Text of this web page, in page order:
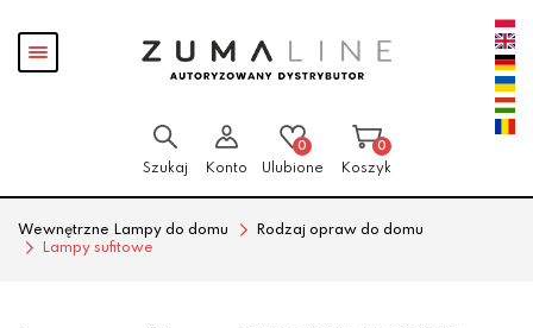
Pokaż
menu
Szukaj Konto
0
Ulubione
0
Koszyk
Wewnętrzne Lampy do domu
Rodzaj opraw do domu
Lampy sufitowe